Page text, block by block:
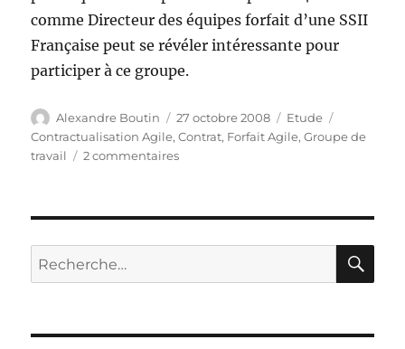
comme Directeur des équipes forfait d’une SSII
Française peut se révéler intéressante pour
participer à ce groupe.
Auteur
Alexandre Boutin
Publié
le
27 octobre 2008 Catégories
Etude
Contractualisation Agile,Contrat, Forfait Agile,Groupe de
travail
2 commentairessur
Recherche
pour :